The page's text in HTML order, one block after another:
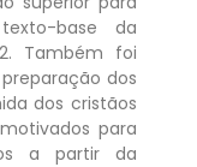
base da
Também foi
dos
dos cristãos
para
a partir da